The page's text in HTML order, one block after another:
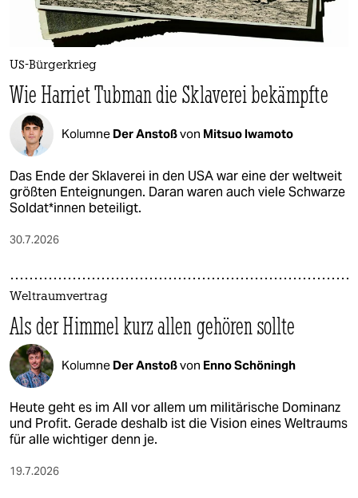
US-Bürgerkrieg
Wie Harriet Tubman die Sklaverei bekämpfte
Kolumne Der Anstoßvon Mitsuo Iwamoto
Das Ende der Sklaverei in den USA war eine der weltweit
größten Enteignungen. Daran waren auch viele Schwarze
Soldat*innen beteiligt.
30.7.2026
Weltraumvertrag
Als der Himmel kurz allen gehören sollte
Kolumne Der Anstoßvon Enno Schöningh
Heute geht es im All vor allem um militärische Dominanz
und Profit. Gerade deshalb ist die Vision eines Weltraums
für alle wichtiger denn je.
19.7.2026